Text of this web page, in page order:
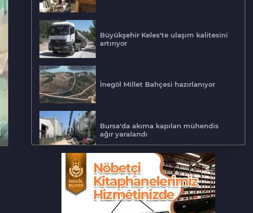
Büyükşehir Keles'te ulaşım kalitesini
artırıyor
İnegöl Millet Bahçesi hazırlanıyor
Bursa'da akıma kapılan mühendis
ağır yaralandı
Bursa'da otomobil motosikletle
çarpıştı: 2'si çocuk 3 yaralı